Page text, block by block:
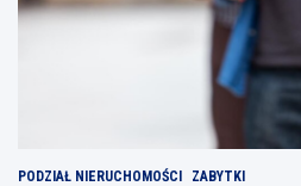
PODZIAŁ NIERUCHOMOŚCI ZABYTKI